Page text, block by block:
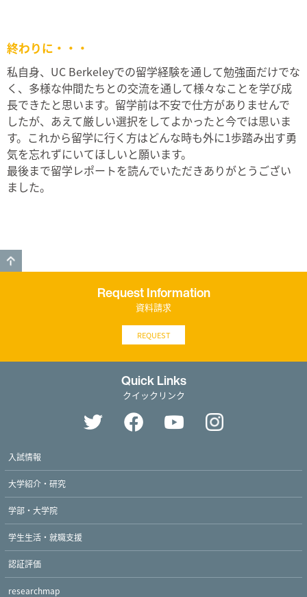
終わりに・・・
私自身、UC Berkeleyでの留学経験を通して勉強面だけでな
く、多様な仲間たちとの交流を通して様々なことを学び成
長できたと思います。留学前は不安で仕方がありませんで
したが、あえて厳しい選択をしてよかったと今では思いま
す。これから留学に行く方はどんな時も外に1歩踏み出す勇
気を忘れずにいてほしいと願います。
最後まで留学レポートを読んでいただきありがとうござい
ました。
Request Information
資料請求
REQUEST
Quick Links
クイックリンク
入試情報
大学紹介・研究
学部・大学院
学生生活・就職支援
認証評価
researchmap